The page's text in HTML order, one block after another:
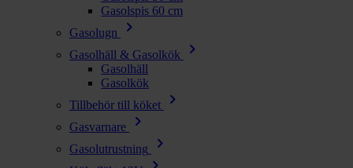
Gasolspis 60 cm
Gasolugn
chevron_right
Gasolhäll & Gasolkök chevron_right
Gasolhäll
Gasolkök
Tillbehör till köket
chevron_right
Gasvarnare chevron_right
Gasolutrustning chevron_right